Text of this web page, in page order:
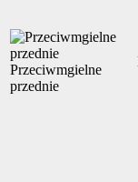
Przeciwmgielne
przednie